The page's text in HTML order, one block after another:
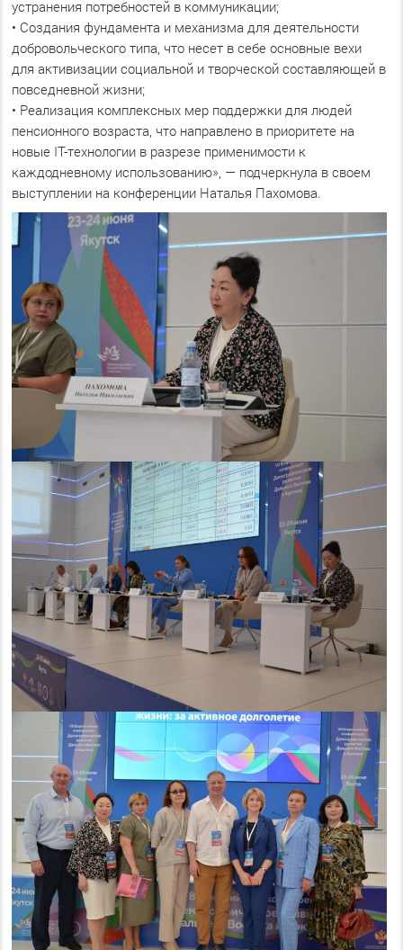
устранения потребностей в коммуникации;
• Создания фундамента и механизма для деятельности
добровольческого типа, что несет в себе основные вехи
для активизации социальной и творческой составляющей в
повседневной жизни;
• Реализация комплексных мер поддержки для людей
пенсионного возраста, что направлено в приоритете на
новые IT-технологии в разрезе применимости к
каждодневному использованию», — подчеркнула в своем
выступлении на конференции Наталья Пахомова.